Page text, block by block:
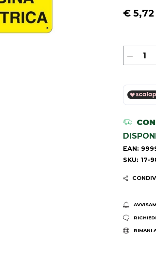
€ 5,72
EAN:
SKU: 17-
RIMANI